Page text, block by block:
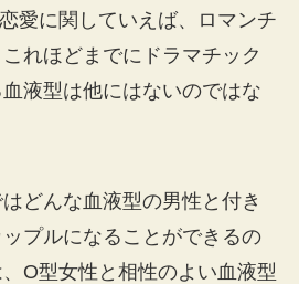
愛に関していえば、ロマンチ
れほどまでにドラマチック
液型は他にはないのではな
どんな血液型の男性と付き
プルになることができるの
O型女性と相性のよい血液型